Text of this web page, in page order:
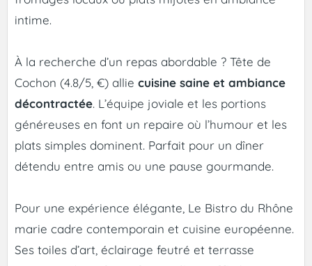
intime.
À la recherche d’un repas abordable ? Tête de
Cochon (4.8/5, €) allie cuisine saine et ambiance
décontractée. L’équipe joviale et les portions
généreuses en font un repaire où l’humour et les
plats simples dominent. Parfait pour un dîner
détendu entre amis ou une pause gourmande.
Pour une expérience élégante, Le Bistro du Rhône
marie cadre contemporain et cuisine européenne.
Ses toiles d’art, éclairage feutré et terrasse